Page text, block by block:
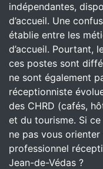
indépendantes,
d’accueil. Une
établie entre les
d’accueil. Pourtant,
ces postes sont
ne sont également
réceptionniste
des CHRD (cafés,
et du tourisme. Si
ne pas vous
professionnel
Jean-de-Védas ?